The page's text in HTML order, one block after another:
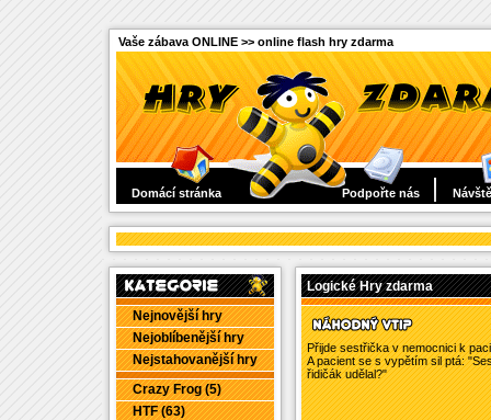
Vaše zábava ONLINE >> online flash hry zdarma
Domácí stránka Podpořte nás
Nejnovější hry
Nejoblíbenější hry
Nejstahovanější hry
Crazy Frog (5)
HTF (63)
Logické Hry zdarma
Přijde sestřička v nemocnici k
A pacient se s vypětím sil ptá:
řidičák udělal?"